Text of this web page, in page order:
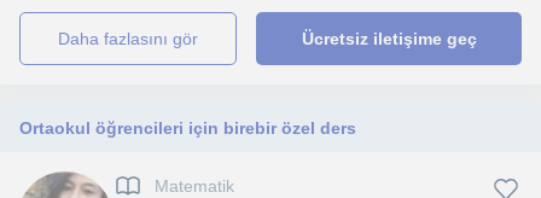
daha fazlasını gör Ücretsiz iletişime geç
Ortaokul öğrencileri için birebir özel ders
Matematik